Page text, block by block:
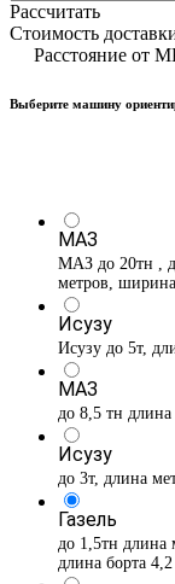
Рассчитать
Стоимость
Расстояние от
Выберите машину
МАЗ
МАЗ до 20тн ,
метров,
Исузу
Исузу до 5т,
МАЗ
до 8,5 тн длина
Исузу
до 3т, длина
Газель
до 1,5тн длина
длина борта